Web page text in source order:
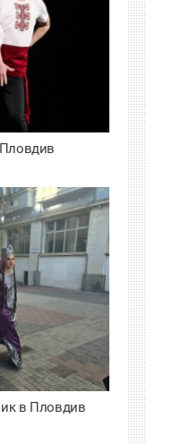
в Пловдив